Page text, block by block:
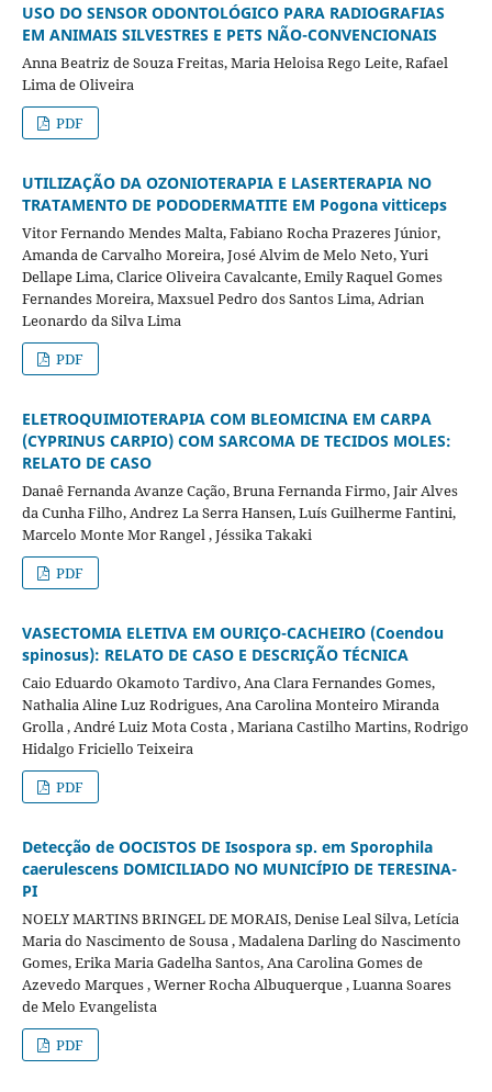
USO DO SENSOR ODONTOLÓGICO PARA RADIOGRAFIAS
EM ANIMAIS SILVESTRES E PETS NÃO-CONVENCIONAIS
Anna Beatriz de Souza Freitas, Maria Heloisa Rego Leite, Rafael
Lima de Oliveira
PDF
UTILIZAÇÃO DA OZONIOTERAPIA E LASERTERAPIA NO
TRATAMENTO DE PODODERMATITE EM Pogona vitticeps
Vitor Fernando Mendes Malta, Fabiano Rocha Prazeres Júnior,
Amanda de Carvalho Moreira, José Alvim de Melo Neto, Yuri
Dellape Lima, Clarice Oliveira Cavalcante, Emily Raquel Gomes
Fernandes Moreira, Maxsuel Pedro dos Santos Lima, Adrian
Leonardo da Silva Lima
PDF
ELETROQUIMIOTERAPIA COM BLEOMICINA EM CARPA
(CYPRINUS CARPIO) COM SARCOMA DE TECIDOS MOLES:
RELATO DE CASO
Danaê Fernanda Avanze Cação, Bruna Fernanda Firmo, Jair Alves
da Cunha Filho, Andrez La Serra Hansen, Luís Guilherme Fantini,
Marcelo Monte Mor Rangel , Jéssika Takaki
PDF
VASECTOMIA ELETIVA EM OURIÇO-CACHEIRO (Coendou
spinosus): RELATO DE CASO E DESCRIÇÃO TÉCNICA
Caio Eduardo Okamoto Tardivo, Ana Clara Fernandes Gomes,
Nathalia Aline Luz Rodrigues, Ana Carolina Monteiro Miranda
Grolla , André Luiz Mota Costa , Mariana Castilho Martins, Rodrigo
Hidalgo Friciello Teixeira
PDF
Detecção de OOCISTOS DE Isospora sp. em Sporophila
caerulescens DOMICILIADO NO MUNICÍPIO DE TERESINA-
PI
NOELY MARTINS BRINGEL DE MORAIS, Denise Leal Silva, Letícia
Maria do Nascimento de Sousa , Madalena Darling do Nascimento
Gomes, Erika Maria Gadelha Santos, Ana Carolina Gomes de
Azevedo Marques , Werner Rocha Albuquerque , Luanna Soares
de Melo Evangelista
PDF